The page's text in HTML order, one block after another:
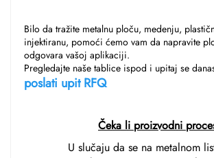
Bilo da tražite metalnu ploču, medenju,
injektiranu, pomoći ćemo vam da napravite
odgovara vašoj aplikaciji.
poslati upit RFQ
Čeka li proizvodni
U slučaju da se na metalnom